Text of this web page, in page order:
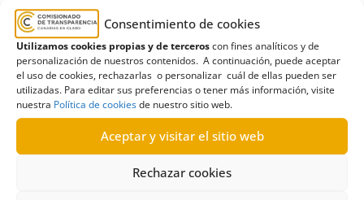
Consentimiento de cookies
Utilizamos cookies propias y de terceroscon fines analíticos y de
personalización de nuestros contenidos. A continuación, puede aceptar
el uso de cookies, rechazarlas o personalizar cuál de ellas pueden ser
utilizadas. Para editar sus preferencias o tener más información, visite
nuestra Política de cookiesde nuestro sitio web.
Aceptar y visitar el sitio web
Rechazar cookies
Argual,auditorías
comunidad, control,Estimatoria,Hacienda
Informes,intervención,Tazacorte
R138/2022